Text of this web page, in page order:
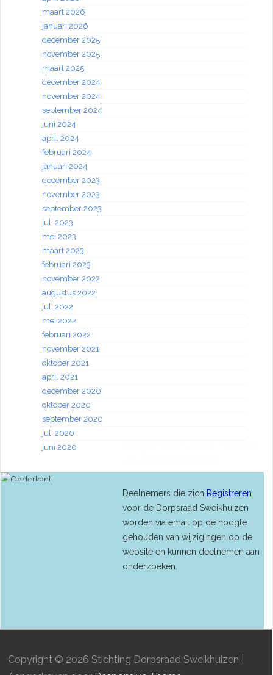
maart 2026
januari 2026
december 2025
november 2025
maart 2025
december 2024
november 2024
september 2024
juni 2024
april 2024
februari 2024
januari 2024
december 2023
november 2023
september 2023
juli 2023
mei 2023
maart 2023
februari 2023
november 2022
augustus 2022
juli 2022
mei 2022
februari 2022
november 2021
oktober 2021
april 2021
december 2020
oktober 2020
september 2020
juli 2020
juni 2020
Deelnemers die zich Registreren
voor de Dorpsraad Sweikhuizen
worden via email op de hoogte
gehouden van wijzigingen op de
website en kunnen deelnemen aan
onderzoeken.
Copyright © 2026 Stichting Dorpsraad Sweikhuizen